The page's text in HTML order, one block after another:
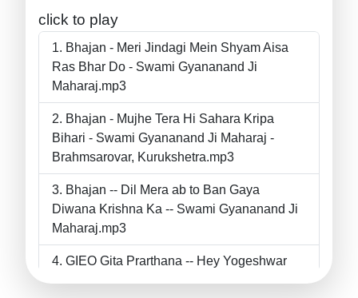
click to play
Bhajan - Meri Jindagi Mein Shyam Aisa
Ras Bhar Do - Swami Gyananand Ji
Maharaj.mp3
Bhajan - Mujhe Tera Hi Sahara Kripa
Bihari - Swami Gyananand Ji Maharaj -
Brahmsarovar, Kurukshetra.mp3
Bhajan -- Dil Mera ab to Ban Gaya
Diwana Krishna Ka -- Swami Gyananand Ji
Maharaj.mp3
GIEO Gita Prarthana -- Hey Yogeshwar